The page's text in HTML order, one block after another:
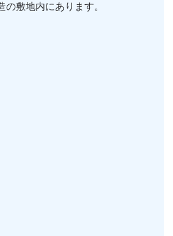
の敷地内にあります。